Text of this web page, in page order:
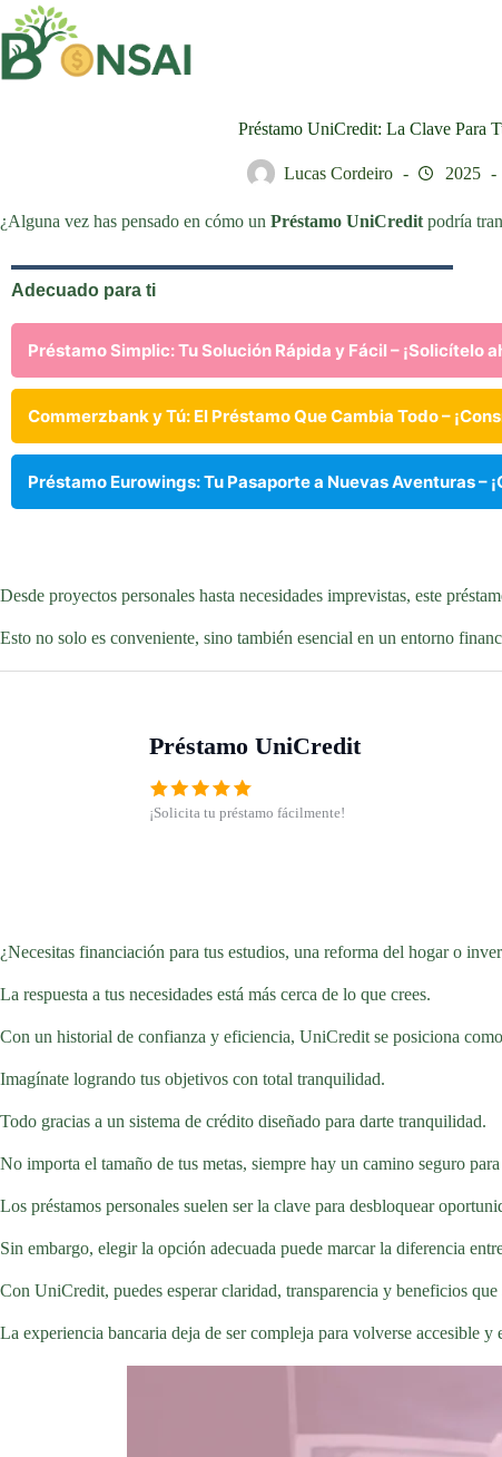
Saltar
al
contenido
Préstamo UniCredit: La Clave Para
Lucas Cordeiro 2025
¿Alguna vez has pensado en cómo un Préstamo UniCredit podría
Adecuado para ti
Préstamo Simplic: Tu Solución Rápida y Fácil – ¡Solicítelo
Commerzbank y Tú: El Préstamo Que Cambia Todo –
Préstamo Eurowings: Tu Pasaporte a Nuevas Aventuras –
Desde proyectos personales hasta necesidades imprevistas, este
Esto no solo es conveniente, sino también esencial en un entorno
Préstamo UniCredit
¡Solicita tu préstamo fácilmente!
¿Necesitas financiación para tus estudios, una reforma del hogar o
La respuesta a tus necesidades está más cerca de lo que crees.
Con un historial de confianza y eficiencia, UniCredit se posiciona
Imagínate logrando tus objetivos con total tranquilidad.
Todo gracias a un sistema de crédito diseñado para darte tranquilidad.
No importa el tamaño de tus metas, siempre hay un camino seguro
Los préstamos personales suelen ser la clave para desbloquear
Sin embargo, elegir la opción adecuada puede marcar la diferencia
Con UniCredit, puedes esperar claridad, transparencia y beneficios que
La experiencia bancaria deja de ser compleja para volverse accesible y